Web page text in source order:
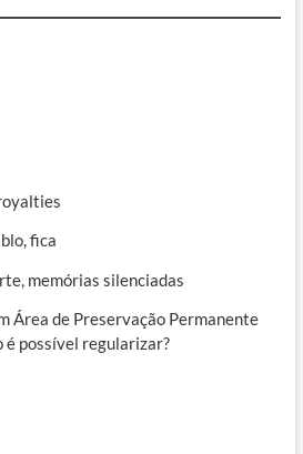
fica
memórias silenciadas
Área de Preservação Permanente
é possível regularizar?